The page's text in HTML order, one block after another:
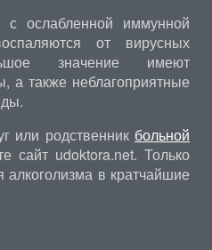
с ослабленной иммунной
от вирусных
значение имеют
а также неблагоприятные
или родственник больной
сайт udoktora.net. Только
алкоголизма в кратчайшие